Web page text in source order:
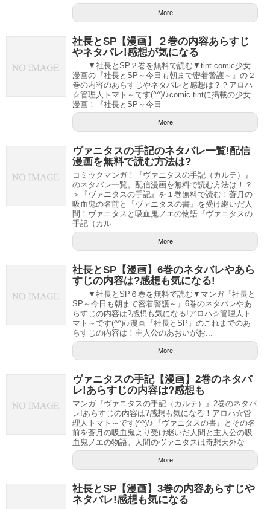
More
社長とSP【漫画】２巻の内容あらすじ
やネタバレ!感想が気になる
▼社長とSP２巻を無料で読む▼tint comic少女
漫画の『社長とSP～今日も朝まで密着警護～』の２
巻の内容のあらすじやネタバレと感想は？？アロハ
☆管理人トマト～です(^^)/♪comic tintに掲載の少女
漫画！『社長とSP～今日
More
ヴァニタスの手記のネタバレ一覧!配信
漫画を無料で読む方法は?
コミックマンガ！『ヴァニタスの手記（カルテ）』
のネタバレ一覧。配信漫画を無料で読む方法は！？
＞『ヴァニタスの手記』を１巻無料で読む！蒼月の
吸血鬼の名前と『ヴァニタスの書』を受け継いだ人
間！ヴァニタスと吸血鬼ノエの物語『ヴァニタスの
手記（カル
More
社長とSP【漫画】6巻のネタバレやあら
すじの内容は?感想も気になる!
▼社長とSP６巻を無料で読む▼マンガ『社長と
SP～今日も朝まで密着警護～』6巻のネタバレやあ
らすじの内容は?感想も気になる!アロハ☆管理人ト
マト～です(^^)/♪漫画『社長とSP』のこれまでのあ
らすじの内容は！主人公のあおいがお...
More
ヴァニタスの手記【漫画】2巻のネタバ
レ!あらすじの内容は?感想も
マンガ『ヴァニタスの手記（カルテ）』2巻のネタバ
レ!あらすじの内容は?感想も気になる！アロハ☆管
理人トマト～です(^^)/♪『ヴァニタスの書』とその名
前を蒼月の吸血鬼より受け継いだ人間と主人公の吸
血鬼ノエの物語。人間のヴァニタスは奇想天外な
More
社長とSP【漫画】3巻の内容あらすじや
ネタバレ!感想も気になる